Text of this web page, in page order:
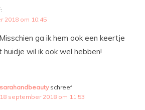
2018 om 10:45
ga ik hem ook een keertje
huidje wil ik ook wel hebben!
sarahandbeauty schreef:
18 september 2018 om 11:53